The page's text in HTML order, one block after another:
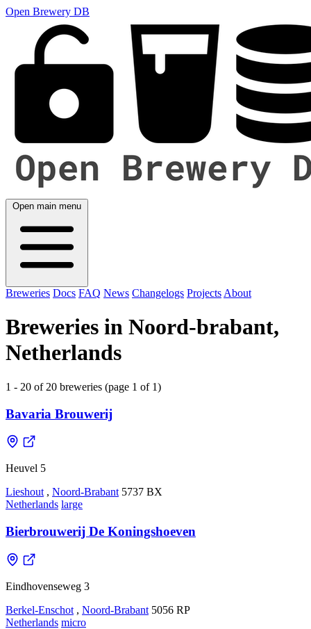
Open Brewery DB
Open main menu
Breweries Docs FAQ News Changelogs Projects About
Breweries in Noord-brabant,
Netherlands
1 - 20 of 20 breweries (page 1 of 1)
Bavaria Brouwerij
Heuvel 5
Lieshout , Noord-Brabant 5737 BX
Netherlands large
Bierbrouwerij De Koningshoeven
Eindhovenseweg 3
Berkel-Enschot , Noord-Brabant 5056 RP
Netherlands micro